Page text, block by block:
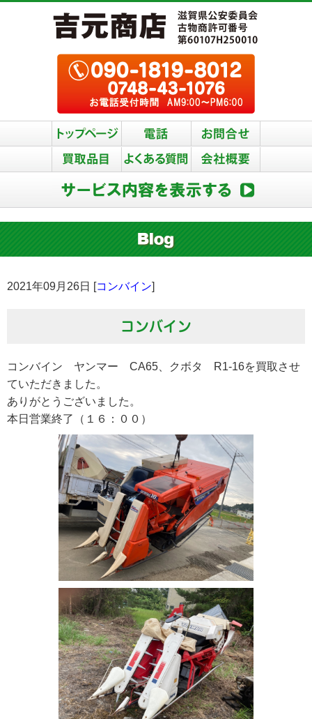
2021年09月26日 [コンバイン]
コンバイン
コンバイン ヤンマー CA65、クボタ R1-16を買取させ
ていただきました。
ありがとうございました。
本日営業終了（１６：００）